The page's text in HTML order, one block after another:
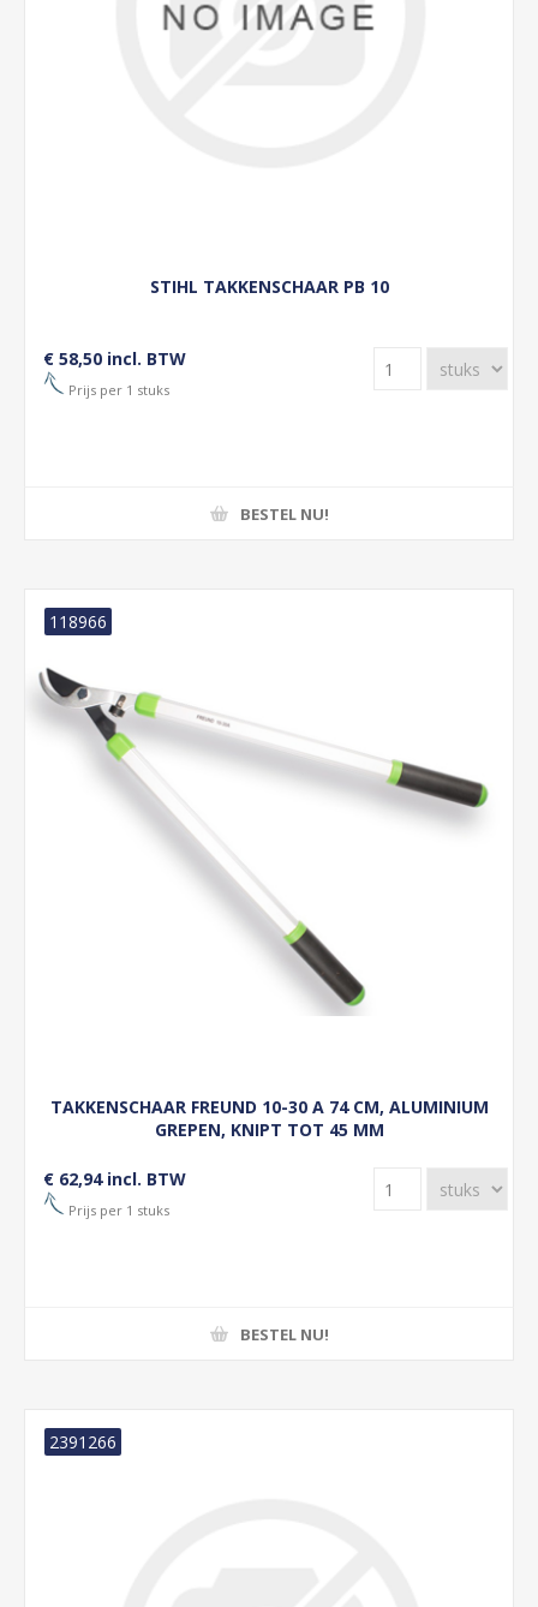
STIHL TAKKENSCHAAR PB 10
€ 58,50 incl. BTW
Prijs per 1 stuks
BESTEL NU!
TAKKENSCHAAR FREUND 10-30 A 74 CM, ALUMINIUM
GREPEN, KNIPT TOT 45 MM
118966
€ 62,94 incl. BTW
Prijs per 1 stuks
BESTEL NU!
2391266